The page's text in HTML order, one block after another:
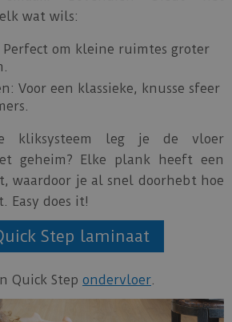
wat wils:
om kleine ruimtes groter
Voor een klassieke, knusse sfeer
kliksysteem leg je de vloer
geheim? Elke plank heeft een
waardoor je al snel doorhebt hoe
Easy does it!
Step laminaat
Quick Step ondervloer.